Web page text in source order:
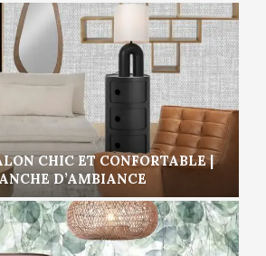
CHIC ET CONFORTABLE |
D’AMBIANCE